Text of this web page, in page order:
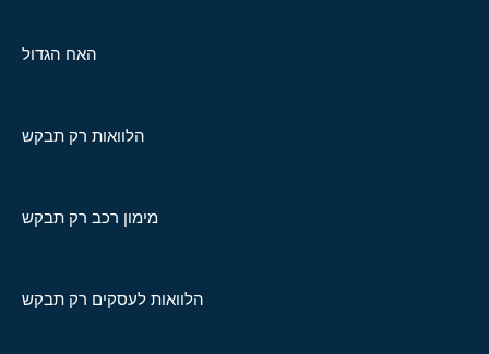
האח הגדול
הלוואות רק תבקש
מימון רכב רק תבקש
הלוואות לעסקים רק תבקש